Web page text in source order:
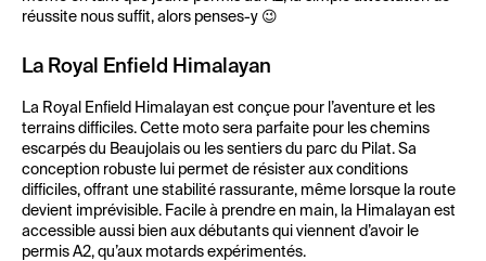
réussite nous suffit, alors penses-y 😉
La Royal Enfield Himalayan
La Royal Enfield Himalayan est conçue pour l’aventure et les
terrains difficiles. Cette moto sera parfaite pour les chemins
escarpés du Beaujolais ou les sentiers du parc du Pilat. Sa
conception robuste lui permet de résister aux conditions
difficiles, offrant une stabilité rassurante, même lorsque la route
devient imprévisible. Facile à prendre en main, la Himalayan est
accessible aussi bien aux débutants qui viennent d’avoir le
permis A2, qu’aux motards expérimentés.